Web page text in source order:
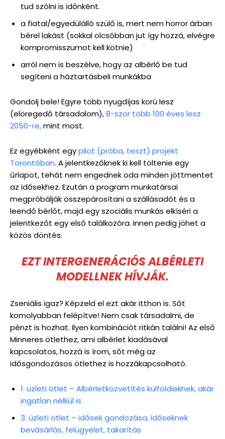
tud szólni is időnként.
a fiatal/egyedülálló szülő is, mert nem horror árban
bérel lakást (sokkal olcsóbban jut így hozzá, elvégre
kompromisszumot kell kötnie)
arról nem is beszélve, hogy az albérlő be tud
segíteni a háztartásbeli munkákba
Gondolj bele! Egyre több nyugdíjas korú lesz
(elöregedő társadalom),8-szor több 100 éves lesz
2050-re,mint most.
Ez egyébként egypilot (próba, teszt) projekt
Torontóban. A jelentkezőknek ki kell töltenie egy
űrlapot, tehát nem engednek oda minden jöttmentet
az idősekhez. Ezután a program munkatársai
megpróbálják összepárosítani a szállásadót és a
leendő bérlőt, majd egy szociális munkás elkíséri a
jelentkezőt egy első találkozóra. Innen pedig jöhet a
közös döntés.
EZT INTERGENERÁCIÓS ALBÉRLETI
MODELLNEK HÍVJÁK.
Zseniális igaz? Képzeld el ezt akár itthon is. Sőt
komolyabban felépítve! Nem csak társadalmi, de
pénzt is hozhat. Ilyen kombinációt ritkán találni! Az első
Minneres ötlethez, ami albérlet kiadásával
kapcsolatos, hozzá is írom, sőt még az
idősgondozásos ötlethez is hozzákapcsolható.
1. üzleti ötlet – Albérletközvetítés külföldieknek, akár
ingatlan nélkül is
3. üzleti ötlet – idősek gondozása, időseknek
bevásárlás, felügyelet, takarítás